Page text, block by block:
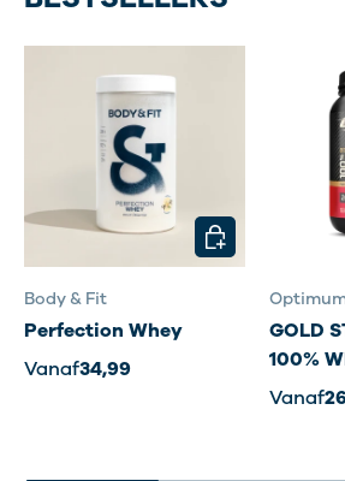
Body & Fit
Perfection Whey
Vanaf34,99
KIES
GOLD
100%
Vanaf